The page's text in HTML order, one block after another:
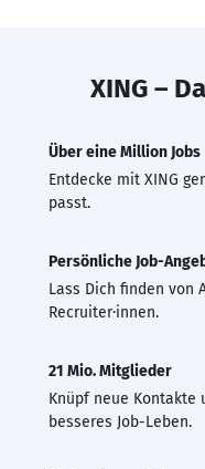
XING –
Über eine Million Jobs
Entdecke mit XING
passt.
Persönliche Job-
Lass Dich finden von
Recruiter·innen.
21 Mio. Mitglieder
Knüpf neue
besseres Job-Leben.